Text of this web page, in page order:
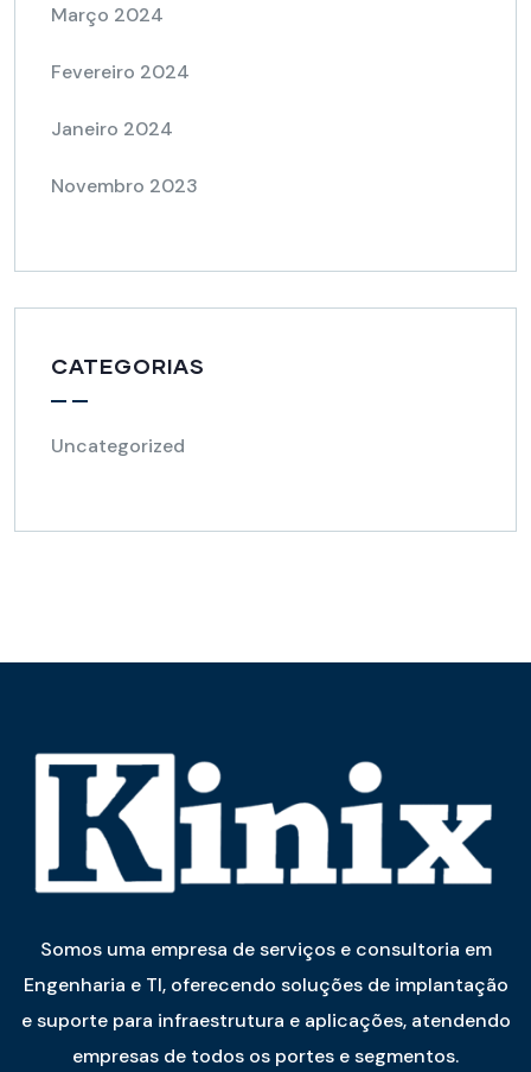
Março 2024
Fevereiro 2024
Janeiro 2024
Novembro 2023
CATEGORIAS
Uncategorized
Somos uma empresa de serviços e consultoria em
Engenharia e TI, oferecendo soluções de implantação
e suporte para infraestrutura e aplicações, atendendo
empresas de todos os portes e segmentos.